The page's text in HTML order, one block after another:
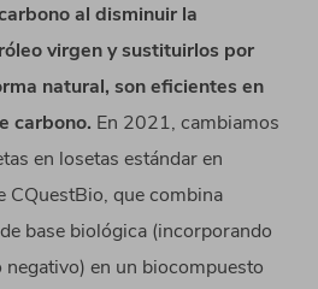
al disminuir la
virgen y sustituirlos por
natural, son eficientes en
carbono. En 2021, cambiamos
en losetas estándar en
CQuestBio, que combina
base biológica (incorporando
en un biocompuesto